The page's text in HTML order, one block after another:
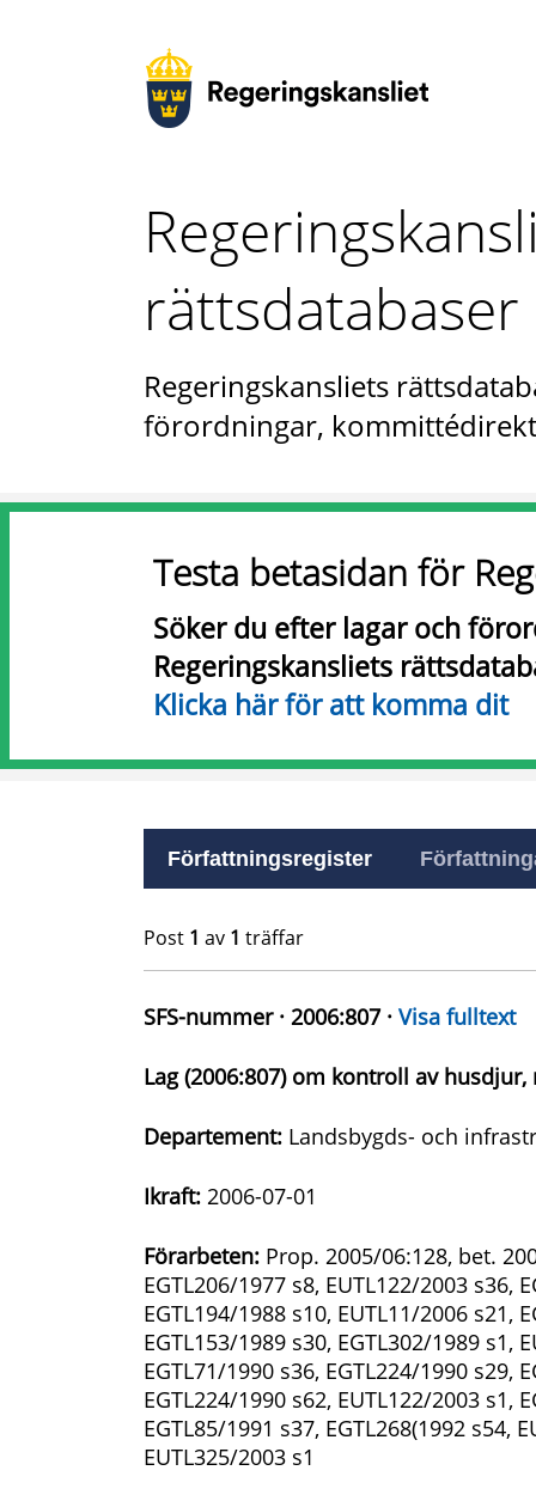
rättsdatabaser
Regeringskansliets
förordningar,
Testa betasidan för
Söker du efter lagar och
Regeringskansliets
Klicka här för att komma dit
Författningsregister
Post 1 av 1 träffar
SFS-nummer · 2006:807 · Visa fulltext
Lag (2006:807) om kontroll av husdjur,
Departement: Landsbygds- och
Ikraft: 2006-07-01
Förarbeten: Prop. 2005/06:128, bet.
EGTL206/1977 s8, EUTL122/2003 s36,
EGTL194/1988 s10, EUTL11/2006 s21,
EGTL153/1989 s30, EGTL302/1989 s1,
EGTL71/1990 s36, EGTL224/1990 s29,
EGTL224/1990 s62, EUTL122/2003 s1,
EGTL85/1991 s37, EGTL268(1992 s54,
EUTL325/2003 s1